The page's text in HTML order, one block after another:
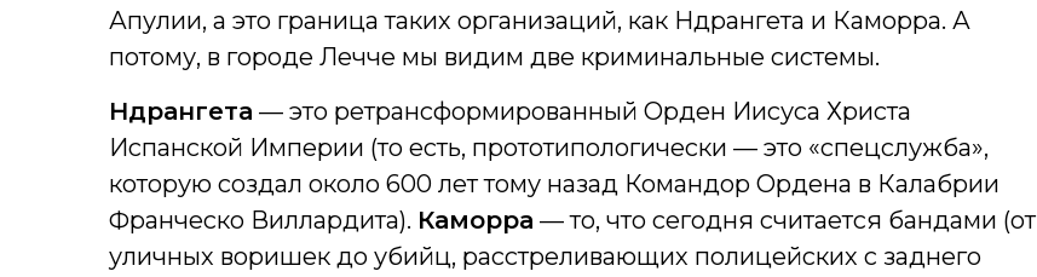
Апулии, а это граница таких организаций, как Ндрангета и Каморра. А
потому, в городе Лечче мы видим две криминальные системы.
Ндрангета — это ретрансформированный Орден Иисуса Христа
Испанской Империи (то есть, прототипологически — это «спецслужба»,
которую создал около 600 лет тому назад Командор Ордена в Калабрии
Франческо Виллардита). Каморра — то, что сегодня считается бандами (от
уличных воришек до убийц, расстреливающих полицейских с заднего